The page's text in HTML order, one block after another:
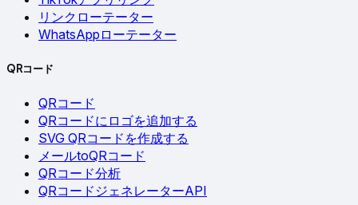
リンクローテーター
WhatsAppローテーター
QRコード
QRコード
QRコードにロゴを追加する
SVG QRコードを作成する
メールtoQRコード
QRコード分析
QRコードジェネレーターAPI